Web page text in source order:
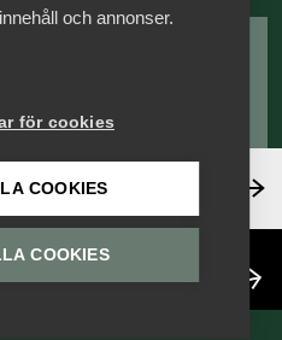
och annonser.
för cookies
COOKIES
COOKIES